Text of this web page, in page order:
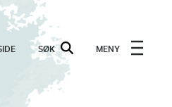
SØK MENY